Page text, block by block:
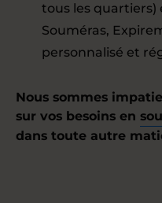
tous les quartiers)
Souméras,
personnalisé et
Nous sommes
sur vos besoins en
dans toute autre